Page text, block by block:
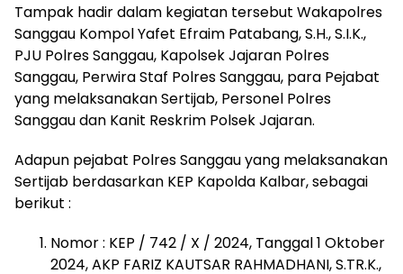
Tampak hadir dalam kegiatan tersebut Wakapolres
Sanggau Kompol Yafet Efraim Patabang, S.H., S.I.K.,
PJU Polres Sanggau, Kapolsek Jajaran Polres
Sanggau, Perwira Staf Polres Sanggau, para Pejabat
yang melaksanakan Sertijab, Personel Polres
Sanggau dan Kanit Reskrim Polsek Jajaran.
Adapun pejabat Polres Sanggau yang melaksanakan
Sertijab berdasarkan KEP Kapolda Kalbar, sebagai
berikut :
Nomor : KEP / 742 / X / 2024, Tanggal 1 Oktober
2024, AKP FARIZ KAUTSAR RAHMADHANI, S.TR.K.,